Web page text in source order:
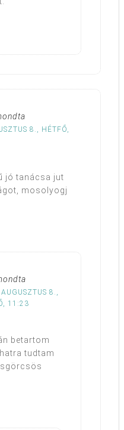
8., HÉTFŐ,
jó tanácsa jut
mosolyogj
8.,
11:23
betartom
tudtam